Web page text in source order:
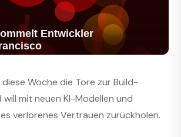
Woche die Tore zur Build-
mit neuen KI-Modellen und
verlorenes Vertrauen zurückholen.